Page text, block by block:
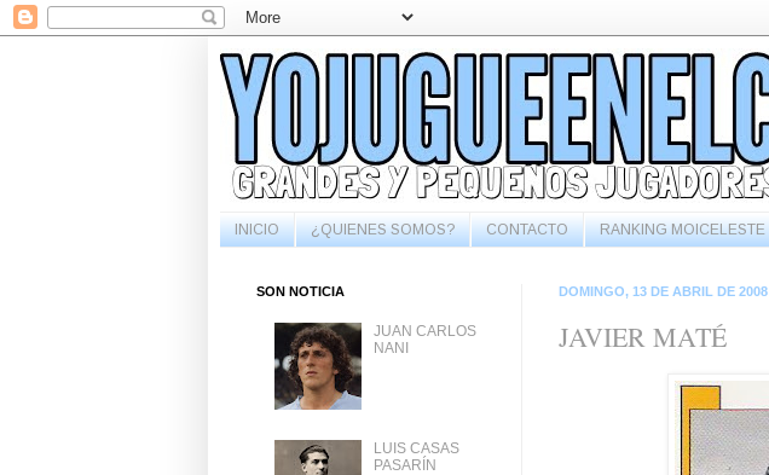
INICIO ¿QUIENES SOMOS? CONTACTO RANKING MOICELESTE
DOMINGO, 13 DE ABRIL DE 2008
JAVIER MATÉ
SON NOTICIA
JUAN CARLOS
NANI
LUIS CASAS
PASARÍN